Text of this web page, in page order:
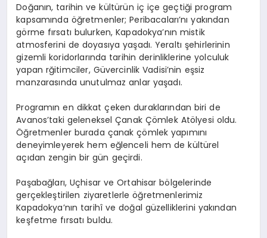
Doğanın, tarihin ve kültürün iç içe geçtiği program
kapsamında öğretmenler; Peribacaları’nı yakından
görme fırsatı bulurken, Kapadokya’nın mistik
atmosferini de doyasıya yaşadı. Yeraltı şehirlerinin
gizemli koridorlarında tarihin derinliklerine yolculuk
yapan rğitimciler, Güvercinlik Vadisi’nin eşsiz
manzarasında unutulmaz anlar yaşadı.
Programın en dikkat çeken duraklarından biri de
Avanos’taki geleneksel Çanak Çömlek Atölyesi oldu.
Öğretmenler burada çanak çömlek yapımını
deneyimleyerek hem eğlenceli hem de kültürel
açıdan zengin bir gün geçirdi.
Paşabağları, Uçhisar ve Ortahisar bölgelerinde
gerçekleştirilen ziyaretlerle öğretmenlerimiz
Kapadokya’nın tarihî ve doğal güzelliklerini yakından
keşfetme fırsatı buldu.